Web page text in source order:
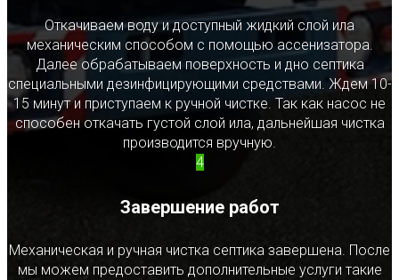
Откачиваем воду и доступный жидкий слой ила
механическим способом с помощью ассенизатора.
Далее обрабатываем поверхность и дно септика
специальными дезинфицирующими средствами. Ждем 10-
15 минут и приступаем к ручной чистке. Так как насос не
способен откачать густой слой ила, дальнейшая чистка
производится вручную.
4
Завершение работ
Механическая и ручная чистка септика завершена. После
мы можем предоставить дополнительные услуги такие